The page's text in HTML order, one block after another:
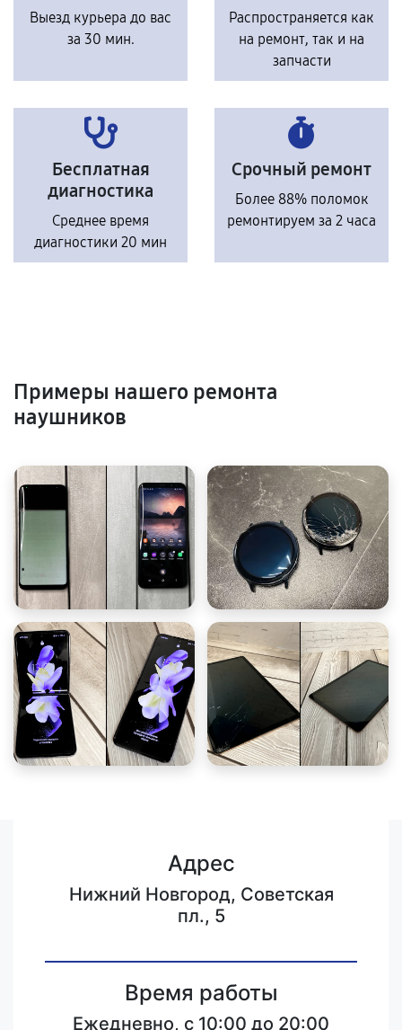
Выезд курьера до вас
за 30 мин.
Распространяется как
на ремонт, так и на
запчасти
Бесплатная
диагностика
Среднее время
диагностики 20 мин
Срочный ремонт
Более 88% поломок
ремонтируем за 2 часа
Примеры нашего ремонта
наушников
Адрес
Нижний Новгород, Советская
пл., 5
Время работы
Ежедневно, с 10:00 до 20:00